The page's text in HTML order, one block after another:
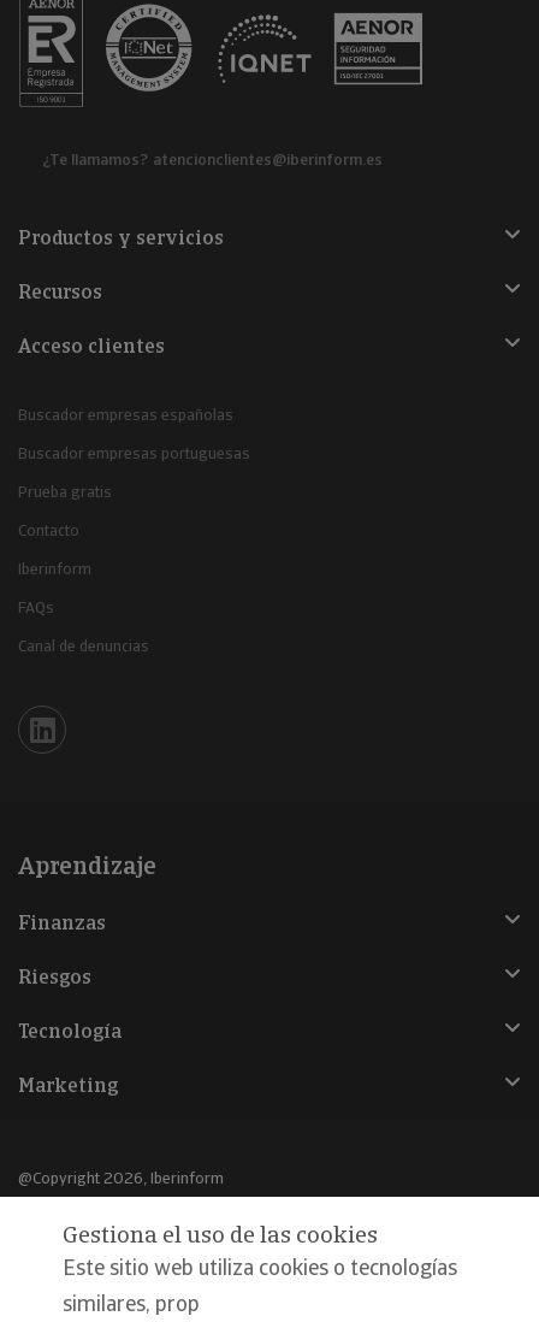
¿Te llamamos? atencionclientes@iberinform.es
Productos y servicios
Recursos
Acceso clientes
Buscador empresas españolas
Buscador empresas portuguesas
Prueba gratis
Contacto
Iberinform
FAQs
Canal de denuncias
Iberinform en Linkedin
Aprendizaje
Finanzas
Riesgos
Tecnología
Marketing
@Copyright 2026, Iberinform
Aviso legal
Política de cookies
Declaración de privacidad
Gestiona el uso de las cookies
Este sitio web utiliza cookies o tecnologías
similares, prop